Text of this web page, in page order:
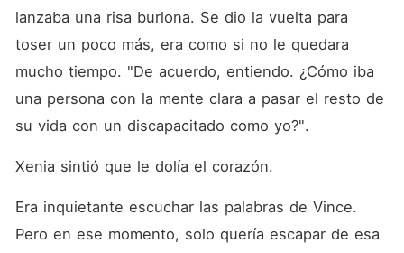
lanzaba una risa burlona. Se dio la vuelta para
toser un poco más, era como si no le quedara
mucho tiempo. "De acuerdo, entiendo. ¿Cómo iba
una persona con la mente clara a pasar el resto de
su vida con un discapacitado como yo?".
Xenia sintió que le dolía el corazón.
Era inquietante escuchar las palabras de Vince.
Pero en ese momento, solo quería escapar de esa